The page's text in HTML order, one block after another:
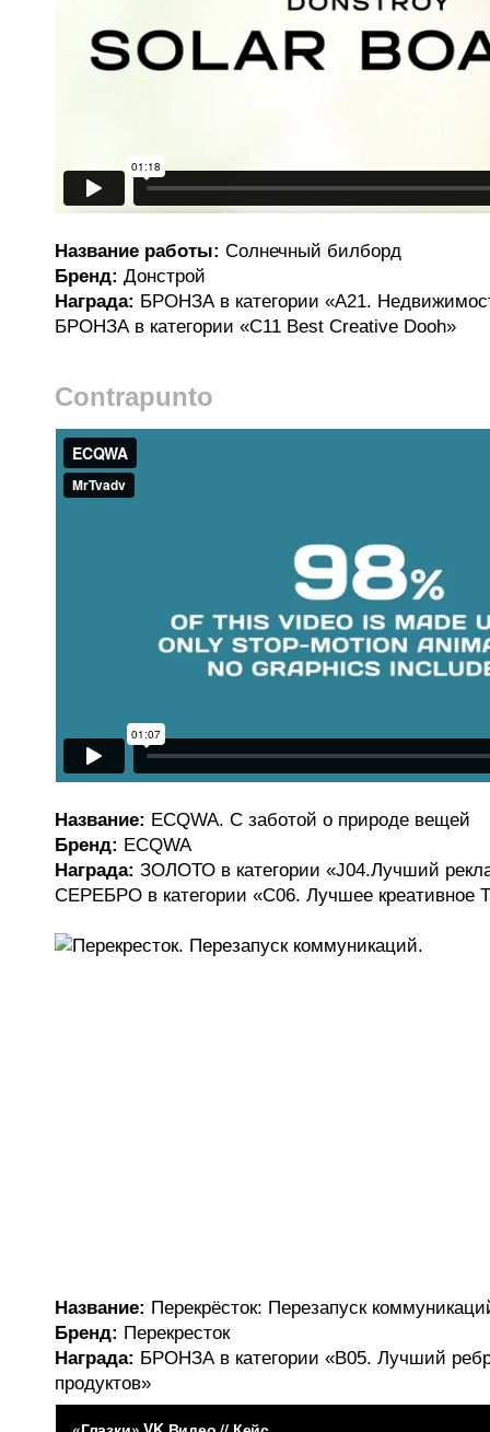
Название работы: Солнечный билборд
Бренд: Донстрой
Награда: БРОНЗА в категории «A21.
БРОНЗА в категории «С11 Best Creative Dooh»
Contrapunto
Название: ECQWA. С заботой о природе вещей
Бренд: ECQWA
Награда: ЗОЛОТО в категории «J04.Лучший
СЕРЕБРО в категории «C06. Лучшее креативное
Название: Перекрёсток: Перезапуск
Бренд: Перекресток
Награда: БРОНЗА в категории «B05. Лучший
продуктов»